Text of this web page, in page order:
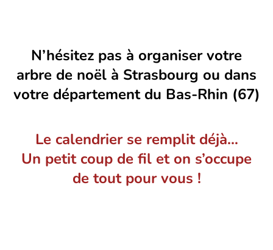
N’hésitez pas à organiser votre
arbre de noël à Strasbourg ou dans
votre département du Bas-Rhin (67)
Le calendrier se remplit déjà…
Un petit coup de fil et on s’occupe
de tout pour vous !